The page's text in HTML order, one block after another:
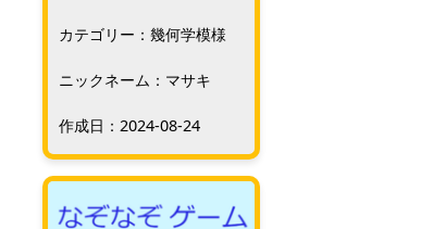
カテゴリー：幾何学模様
ニックネーム：マサキ
作成日：2024-08-24